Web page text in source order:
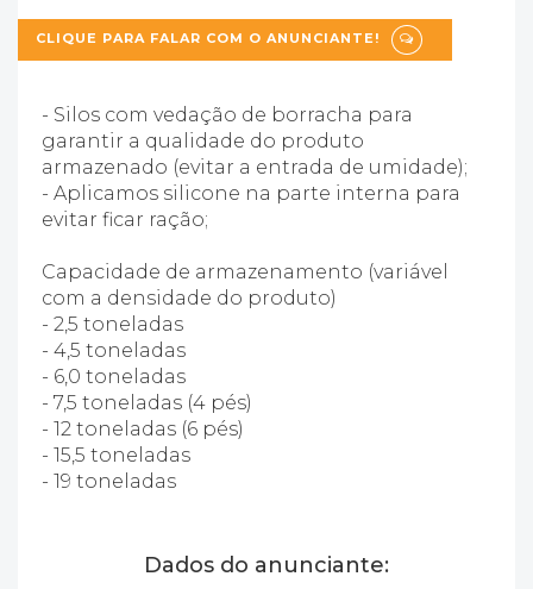
CLIQUE PARA FALAR COM O ANUNCIANTE!
- Silos com vedação de borracha para
garantir a qualidade do produto
armazenado (evitar a entrada de umidade);
- Aplicamos silicone na parte interna para
evitar ficar ração;
Capacidade de armazenamento (variável
com a densidade do produto)
- 2,5 toneladas
- 4,5 toneladas
- 6,0 toneladas
- 7,5 toneladas (4 pés)
- 12 toneladas (6 pés)
- 15,5 toneladas
- 19 toneladas
Dados do anunciante: